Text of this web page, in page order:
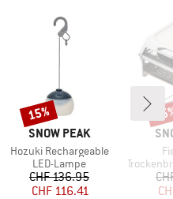
MARKE
SNOW PEAK
Artikel
Hozuki Rechargeable
Produktgruppe
LED-Lampe
Preis
CHF 136.95reduzierter Preis
CHF 116.41
Rabatt
15%